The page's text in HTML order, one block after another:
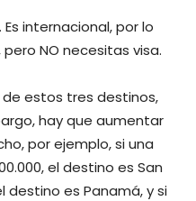
internacional, por lo
NO necesitas visa.
estos tres destinos,
hay que aumentar
por ejemplo, si una
el destino es San
destino es Panamá, y si